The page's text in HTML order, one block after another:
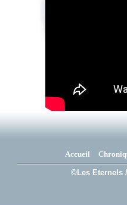
Accueil
©Les Eternels